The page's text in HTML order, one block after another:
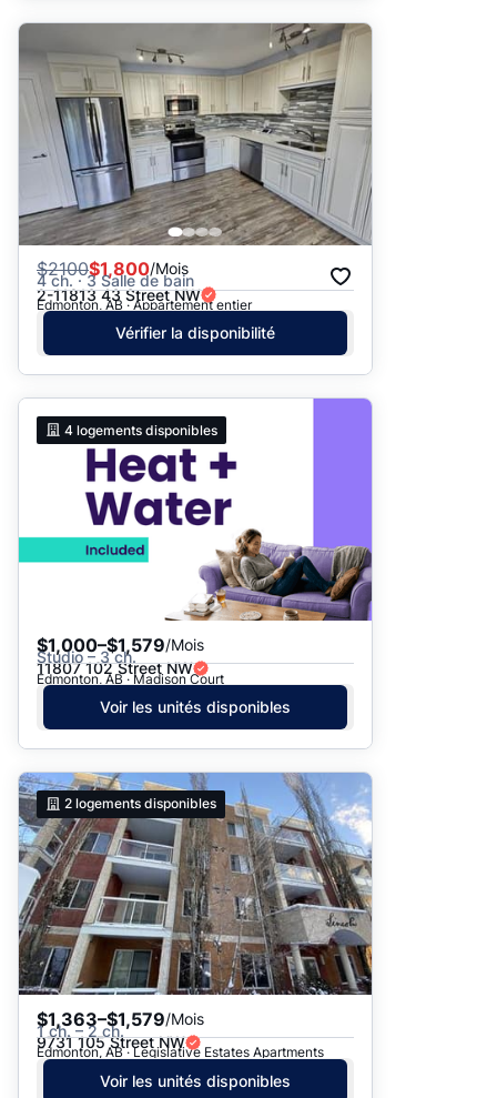
$2100$1,800/Mois
4 ch. · 3 Salle de bain
2-11813 43 Street NW
Edmonton, AB · Appartement entier
Vérifier la disponibilité
4 logements disponibles
$1,000–$1,579/Mois
Studio – 3 ch.
11807 102 Street NW
Edmonton, AB · Madison Court
Voir les unités disponibles
2 logements disponibles
$1,363–$1,579/Mois
1 ch. – 2 ch.
9731 105 Street NW
Edmonton, AB · Legislative Estates Apartments
Voir les unités disponibles